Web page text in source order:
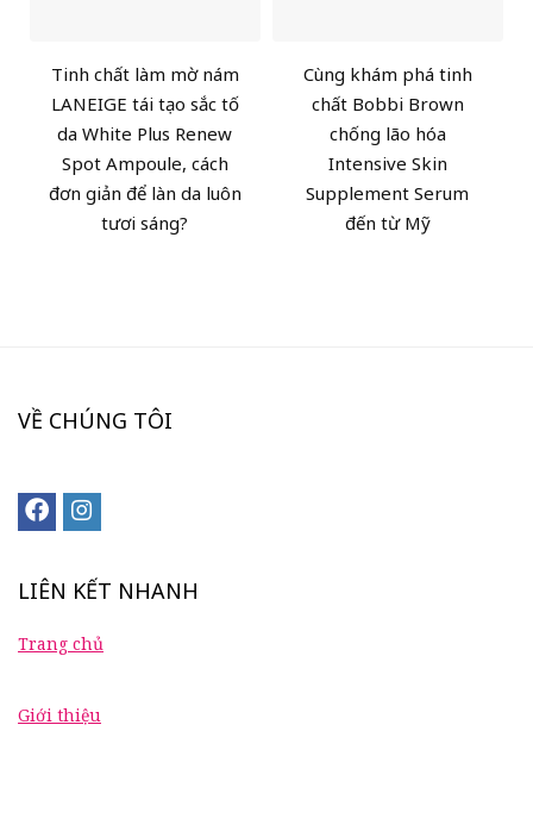
Tinh chất làm mờ nám
LANEIGE tái tạo sắc tố
da White Plus Renew
Spot Ampoule, cách
đơn giản để làn da luôn
tươi sáng?
Cùng khám phá tinh
chất Bobbi Brown
chống lão hóa
Intensive Skin
Supplement Serum
đến từ Mỹ
VỀ CHÚNG TÔI
LIÊN KẾT NHANH
Trang chủ
Giới thiệu